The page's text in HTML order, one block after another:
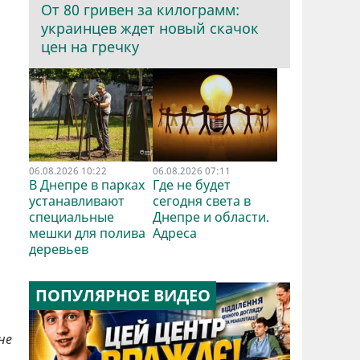
От 80 гривен за килограмм:
украинцев ждет новый скачок
цен на гречку
06.08.2026 10:22
В Днепре в парках
устанавливают
специальные
мешки для полива
деревьев
06.08.2026 07:11
Где не будет
сегодня света в
Днепре и области.
Адреса
ПОПУЛЯРНОЕ ВИДЕО